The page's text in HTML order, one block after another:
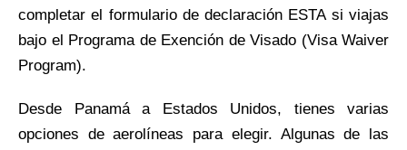
completar el formulario de declaración ESTA si viajas
bajo el Programa de Exención de Visado (Visa Waiver
Program).
Desde Panamá a Estados Unidos, tienes varias
opciones de aerolíneas para elegir. Algunas de las